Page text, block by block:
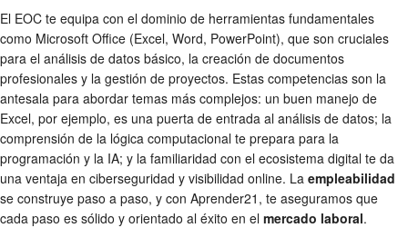
El EOC te equipa con el dominio de herramientas fundamentales
como Microsoft Office (Excel, Word, PowerPoint), que son cruciales
para el análisis de datos básico, la creación de documentos
profesionales y la gestión de proyectos. Estas competencias son la
antesala para abordar temas más complejos: un buen manejo de
Excel, por ejemplo, es una puerta de entrada al análisis de datos; la
comprensión de la lógica computacional te prepara para la
programación y la IA; y la familiaridad con el ecosistema digital te da
una ventaja en ciberseguridad y visibilidad online. La empleabilidad
se construye paso a paso, y con Aprender21, te aseguramos que
cada paso es sólido y orientado al éxito en el mercado laboral.